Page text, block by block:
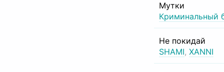
Мутки
Криминальный
Не покидай
SHAMI, XANNI